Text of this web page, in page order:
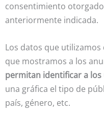
consentimiento
anteriormente indicada.
Los datos que
que mostramos a los
permitan identificar a los
una gráfica el tipo de
país, género, etc.